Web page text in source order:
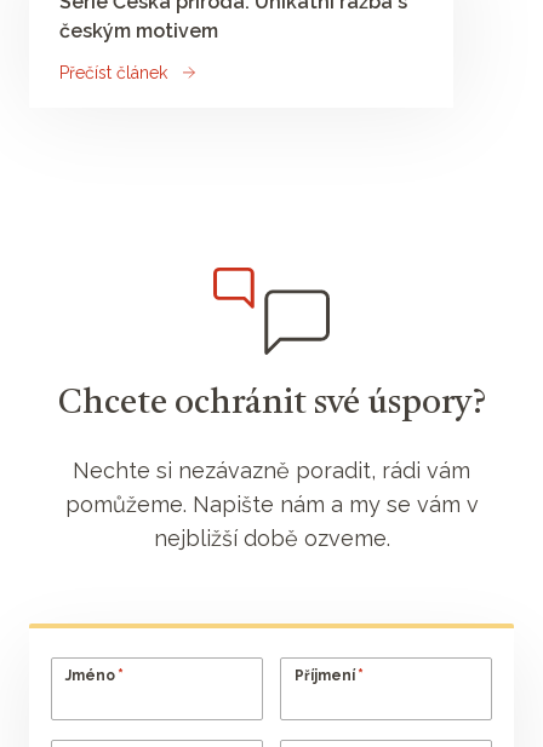
českým motivem
Přečíst článek
Chcete ochránit své úspory?
Nechte si nezávazně poradit, rádi vám
pomůžeme. Napište nám a my se vám v
nejbližší době ozveme.
Jméno * Příjmení *